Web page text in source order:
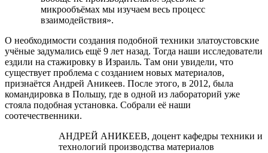
микрообъёмах мы изучаем весь процесс
взаимодействия».
О необходимости создания подобной техники златоустовские
учёные задумались ещё 9 лет назад. Тогда наши исследователи
ездили на стажировку в Израиль. Там они увидели, что
существует проблема с созданием новых материалов,
признаётся Андрей Аникеев. После этого, в 2012, была
командировка в Польшу, где в одной из лабораторий уже
стояла подобная установка. Собрали её наши
соотечественники.
АНДРЕЙ АНИКЕЕВ, доцент кафедры техники и
технологий производства материалов